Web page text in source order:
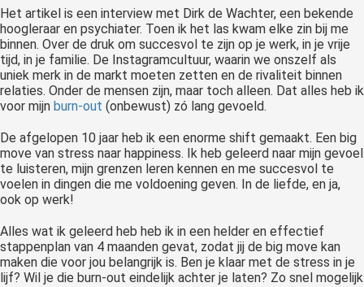
Het artikel is een interview met Dirk de Wachter, een bekende
hoogleraar en psychiater. Toen ik het las kwam elke zin bij me
binnen. Over de druk om succesvol te zijn op je werk, in je vrije
tijd, in je familie. De Instagramcultuur, waarin we onszelf als
uniek merk in de markt moeten zetten en de rivaliteit binnen
relaties. Onder de mensen zijn, maar toch alleen. Dat alles heb ik
voor mijn burn-out (onbewust) zó lang gevoeld.
De afgelopen 10 jaar heb ik een enorme shift gemaakt. Een big
move van stress naar happiness. Ik heb geleerd naar mijn gevoel
te luisteren, mijn grenzen leren kennen en me succesvol te
voelen in dingen die me voldoening geven. In de liefde, en ja,
ook op werk!
Alles wat ik geleerd heb heb ik in een helder en effectief
stappenplan van 4 maanden gevat, zodat jij de big move kan
maken die voor jou belangrijk is. Ben je klaar met de stress in je
lijf? Wil je die burn-out eindelijk achter je laten? Zo snel mogelijk
website-
van